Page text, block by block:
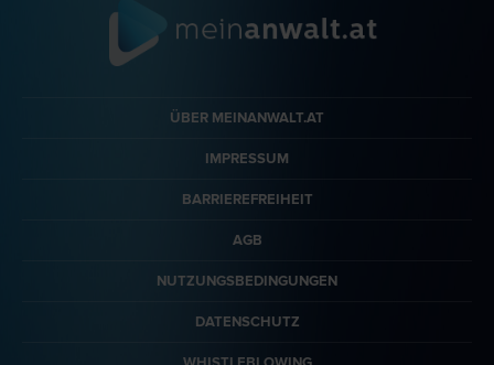
ÜBER MEINANWALT.AT
IMPRESSUM
BARRIEREFREIHEIT
AGB
NUTZUNGSBEDINGUNGEN
DATENSCHUTZ